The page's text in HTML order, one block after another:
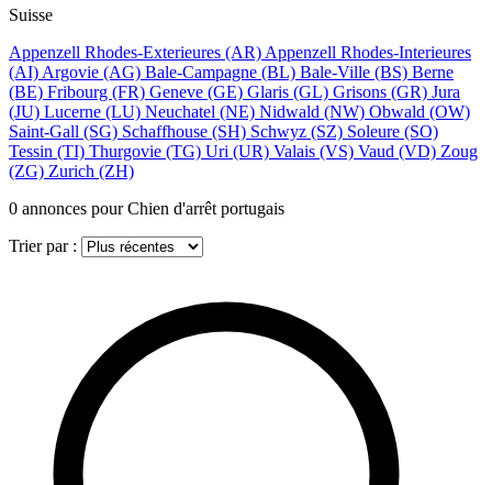
Suisse
Appenzell Rhodes-Exterieures (AR) Appenzell Rhodes-Interieures
(AI) Argovie (AG) Bale-Campagne (BL) Bale-Ville (BS) Berne
(BE) Fribourg (FR) Geneve (GE) Glaris (GL) Grisons (GR) Jura
(JU) Lucerne (LU) Neuchatel (NE) Nidwald (NW) Obwald (OW)
Saint-Gall (SG) Schaffhouse (SH) Schwyz (SZ) Soleure (SO)
Tessin (TI) Thurgovie (TG) Uri (UR) Valais (VS) Vaud (VD) Zoug
(ZG) Zurich (ZH)
0 annonces pour Chien d'arrêt portugais
Trier par :